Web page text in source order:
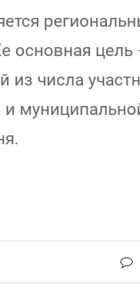
основная цель
из числа